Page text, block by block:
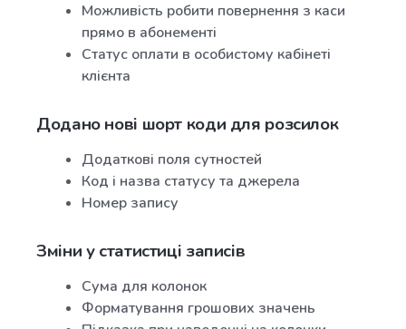
Можливість робити повернення з каси
прямо в абонементі
Статус оплати в особистому кабінеті
клієнта
Додано нові шорт коди для розсилок
Додаткові поля сутностей
Код і назва статусу та джерела
Номер запису
Зміни у статистиці записів
Сума для колонок
Форматування грошових значень